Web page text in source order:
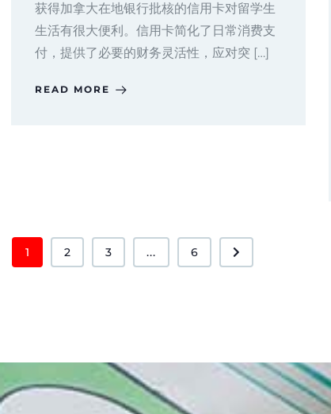
获得加拿大在地银行批核的信用卡对留学生
生活有很大便利。信用卡简化了日常消费支
付，提供了必要的财务灵活性，应对突 […]
READ MORE
1 2 3 ... 6